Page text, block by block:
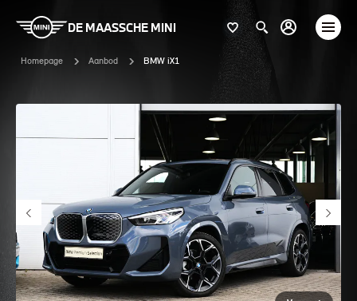
DE MAASSCHE MINI
Homepage Aanbod BMW iX1